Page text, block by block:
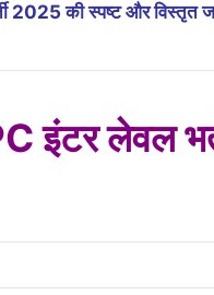
2025 की स्पष्ट और विस्तृत
इंटर लेवल